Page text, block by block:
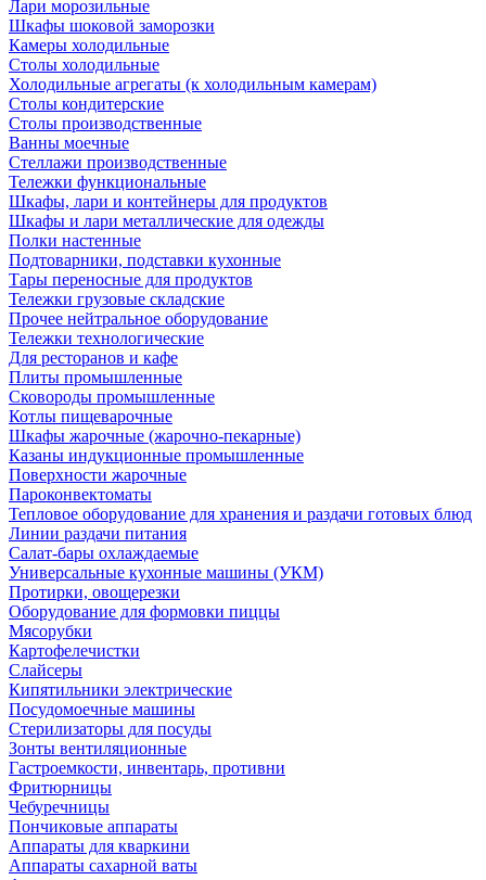
Лари морозильные
Шкафы шоковой заморозки
Камеры холодильные
Столы холодильные
Холодильные агрегаты (к холодильным камерам)
Столы кондитерские
Столы производственные
Ванны моечные
Стеллажи производственные
Тележки функциональные
Шкафы, лари и контейнеры для продуктов
Шкафы и лари металлические для одежды
Полки настенные
Подтоварники, подставки кухонные
Тары переносные для продуктов
Тележки грузовые складские
Прочее нейтральное оборудование
Тележки технологические
Для ресторанов и кафе
Плиты промышленные
Сковороды промышленные
Котлы пищеварочные
Шкафы жарочные (жарочно-пекарные)
Казаны индукционные промышленные
Поверхности жарочные
Пароконвектоматы
Тепловое оборудование для хранения и раздачи готовых блюд
Линии раздачи питания
Салат-бары охлаждаемые
Универсальные кухонные машины (УКМ)
Протирки, овощерезки
Оборудование для формовки пиццы
Мясорубки
Картофелечистки
Слайсеры
Кипятильники электрические
Посудомоечные машины
Стерилизаторы для посуды
Зонты вентиляционные
Гастроемкости, инвентарь, противни
Фритюрницы
Чебуречницы
Пончиковые аппараты
Аппараты для кваркини
Аппараты сахарной ваты